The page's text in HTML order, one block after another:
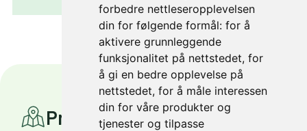
forbedre nettleseropplevelsen
din for følgende formål: for å
aktivere grunnleggende
funksjonalitet på nettstedet, for
å gi en bedre opplevelse på
nettstedet, for å måle interessen
din for våre produkter og
tjenester og tilpasse
Prosjekter